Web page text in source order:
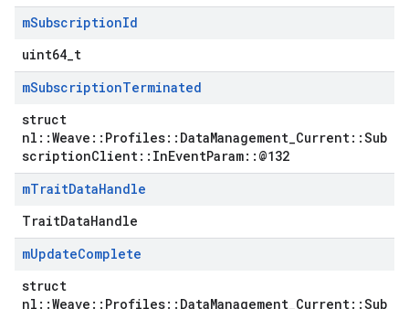
mSubscriptionId
uint64_t
mSubscriptionTerminated
struct
nl::Weave::Profiles::DataManagement_Current::Sub
scriptionClient::InEventParam::@132
mTraitDataHandle
TraitDataHandle
mUpdateComplete
struct
nl::Weave::Profiles::DataManagement_Current::Sub